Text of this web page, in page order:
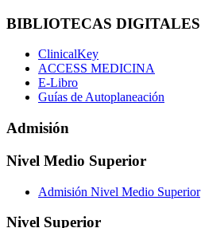
BIBLIOTECAS DIGITALES
ClinicalKey
ACCESS MEDICINA
E-Libro
Guías de Autoplaneación
Admisión
Nivel Medio Superior
Admisión Nivel Medio Superior
Nivel Superior